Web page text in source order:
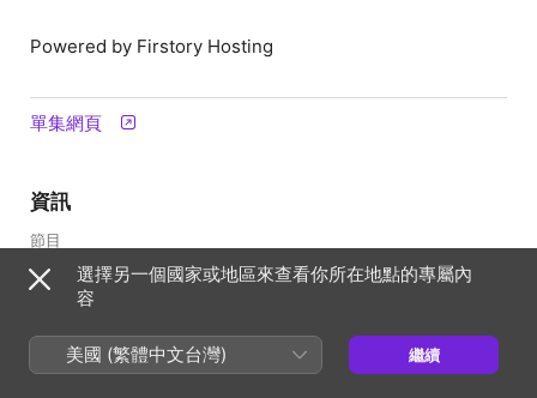
Powered by Firstory Hosting
單集網頁
資訊
節目
發佈時間
選擇另一個國家或地區來查看你所在地點的專屬內
容
美國 (繁體中文台灣) 繼續